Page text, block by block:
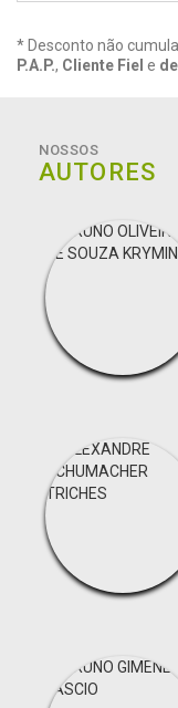
* Desconto não
P.A.P., Cliente Fiel e
NOSSOS
AUTORES